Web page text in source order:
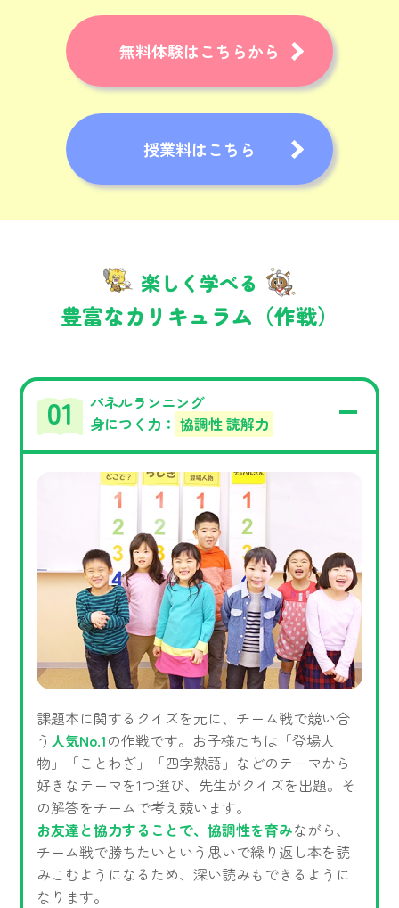
無料体験はこちらから
授業料はこちら
楽しく学べる
豊富なカリキュラム（作戦）
パネルランニング
身につく力： 協調性 読解力
課題本に関するクイズを元に、チーム戦で競い合
う 人気No.1の作戦です。お子様たちは「登場人
物」「ことわざ」「四字熟語」などのテーマから
好きなテーマを1つ選び、先生がクイズを出題。そ
の解答をチームで考え競います。
お友達と協力することで、協調性を育みながら、
チーム戦で勝ちたいという思いで繰り返し本を読
みこむようになるため、深い読みもできるように
なります。